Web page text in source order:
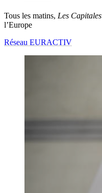
Tous les matins, Les Capitales
l’Europe
Réseau EURACTIV